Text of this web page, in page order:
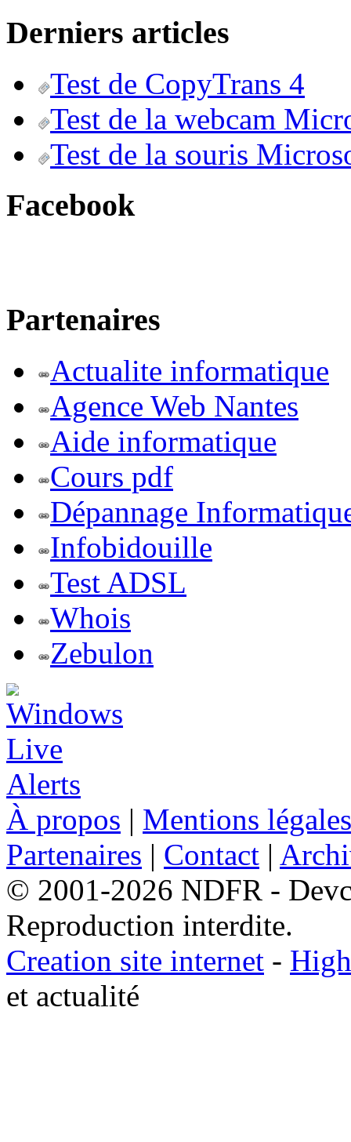
Derniers articles
Test de CopyTrans 4
Test de la webcam
Test de la souris
Facebook
Partenaires
Actualite informatique
Agence Web Nantes
Aide informatique
Cours pdf
Dépannage
Infobidouille
Test ADSL
Whois
Zebulon
À propos | Mentions légales
Partenaires | Contact |
© 2001-2026 NDFR -
Reproduction interdite.
Creation site internet -
et actualité